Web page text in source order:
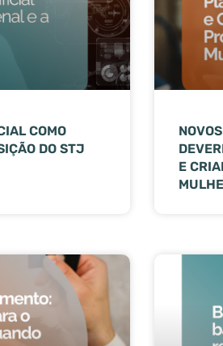
COMO
DO STJ
E